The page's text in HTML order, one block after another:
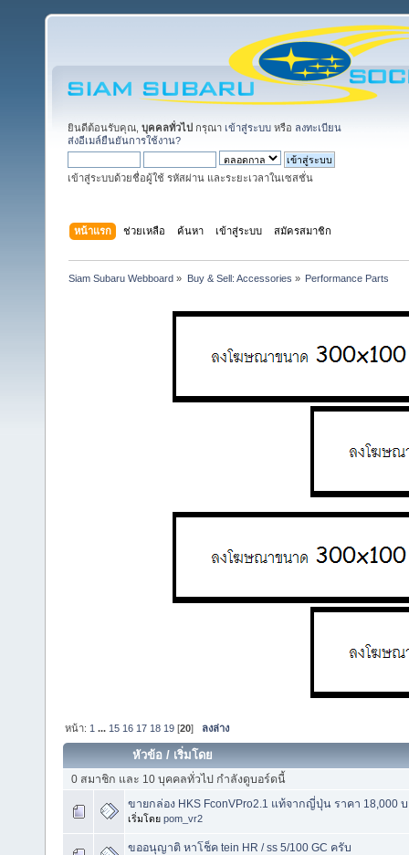
ยินดีต้อนรับคุณ, บุคคลทั่วไป กรุณา เข้าสู่ระบบ หรือ ลงทะเบียน
ส่งอีเมล์ยืนยันการใช้งาน?
เข้าสู่ระบบด้วยชื่อผู้ใช้ รหัสผ่าน และระยะเวลาในเซสชั่น
หน้าแรก ช่วยเหลือ ค้นหา เข้าสู่ระบบ สมัครสมาชิก
Siam Subaru Webboard » Buy & Sell: Accessories » Performance Parts
หน้า: 1 ... 15 16 17 18 19 [20] ลงล่าง
หัวข้อ / เริ่มโดย
0 สมาชิก และ 10 บุคคลทั่วไป กำลังดูบอร์ดนี้
ขายกล่อง HKS FconVPro2.1 แท้จากญี่ปุ่น ราคา 18,000
เริ่มโดย pom_vr2
ขออนุญาติ หาโช็ค tein HR / ss 5/100 GC ครับ